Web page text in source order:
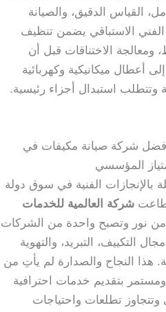
القياس الدقيق، والصيانة
الفني الاستباقي يضمن تنظيف
ومعالجة الاختناقات قبل أن
أعطال ميكانيكية وكهربائية
وتتطلب استبدال أجزاء رئيسية.
أفضل شركة صيانة مكيفات في
المؤسسي
الفنية في سوق دولة
شركة العالمية للخدمات
نور وتصبح واحدة من الشركات
التكييف، التبريد، والتهوية
هذا النجاح والصدارة لم يأتِ من
بتقديم خدمات احترافية
وتتجاوز تطلعات واحتياجات